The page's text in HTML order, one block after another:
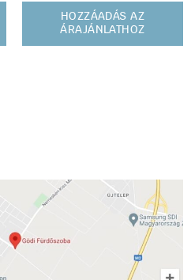
HOZZÁADÁS AZ
ÁRAJÁNLATHOZ